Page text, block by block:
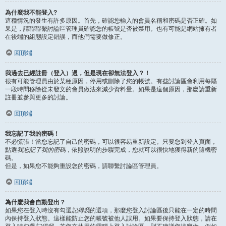
為什麼我不能登入?
這種情況的發生有許多原因。首先，確認您輸入的會員名稱和密碼是否正確。如
果是，請聯聯繫討論區管理員確認您的帳號是否被禁用。也有可能是網站擁有者
在後端的組態設定錯誤，而他們需要做修正。
回頂端
我過去已經註冊（登入）過，但是現在卻無法登入？！
很有可能管理員由於某種原因，停用或刪除了您的帳號。有些討論區會利用每隔
一段時間移除從未發文的會員做法來減少資料量。如果是這個原因，那麼請重新
註冊並參與更多的討論。
回頂端
我忘記了我的密碼！
不必慌張！當您忘記了自己的密碼，可以很容易重新設定。只要您到登入頁面，
點選我忘記了我的密碼，依照說明的步驟完成，您就可以很快地獲得新的隨機密
碼。
但是，如果您不能夠重設您的密碼，請聯繫討論區管理員。
回頂端
為什麼我會自動登出？
如果您在登入時沒有勾選記得我的選項，那麼您登入討論區後只能在一定的時間
內保持登入狀態。這樣能防止您的帳號被他人誤用。如果要保持登入狀態，請在